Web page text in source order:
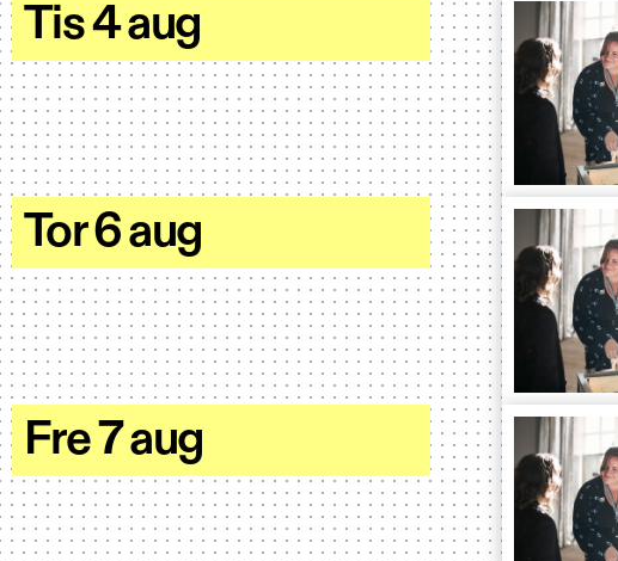
Tis 4 aug
Tor 6 aug
Fre 7 aug